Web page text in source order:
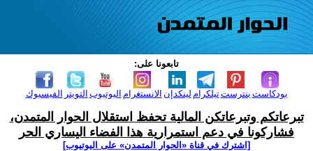
تابعونا على:
الفيسبوك التويتر اليوتيوب الانستغرام لينكدإن تيلكرامبنترست بودكاست
تبرعاتكم وتبرعاتكن المالية تحفظ استقلال الحوار المتمدن،
فشاركونا في دعم استمرارية هذا الفضاء اليساري الحر
[اشترك في قناة ‫«الحوار المتمدن» على اليوتيوب]